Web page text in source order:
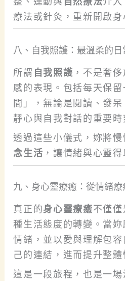
療法或針灸，重新開啟身
八、自我照護：最溫柔的日
所謂 自我照護 ，不是奢
感的表現。包括每天保
間」，無論是閱讀、發
靜心與自我對話的重要時
透過這些小儀式，妳將
念生活 ，讓情緒與心靈
九、身心靈療癒：從情緒
真正的身心靈療癒不僅
種生活態度的轉變。當
情緒，並以愛與理解包
己的連結，進而提升整體
這是一段旅程，也是一